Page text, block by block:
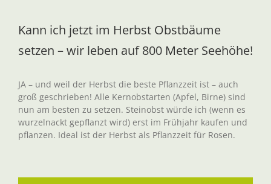
Kann ich jetzt im Herbst Obstbäume
setzen – wir leben auf 800 Meter Seehöhe!
JA – und weil der Herbst die beste Pflanzzeit ist – auch
groß geschrieben! Alle Kernobstarten (Apfel, Birne) sind
nun am besten zu setzen. Steinobst würde ich (wenn es
wurzelnackt gepflanzt wird) erst im Frühjahr kaufen und
pflanzen. Ideal ist der Herbst als Pflanzzeit für Rosen.